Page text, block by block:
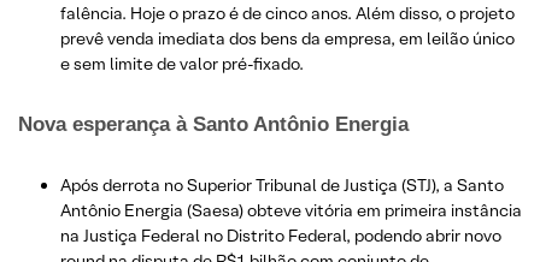
falência. Hoje o prazo é de cinco anos. Além disso, o projeto
prevê venda imediata dos bens da empresa, em leilão único
e sem limite de valor pré-fixado.
Nova esperança à Santo Antônio Energia
Após derrota no Superior Tribunal de Justiça (STJ), a Santo
Antônio Energia (Saesa) obteve vitória em primeira instância
na Justiça Federal no Distrito Federal, podendo abrir novo